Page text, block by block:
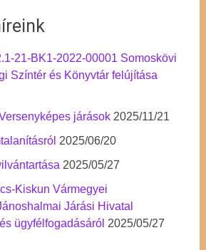
21-BK1-2022-00001 Somoskövi
Színtér és Könyvtár felújítása
járások 2025/11/21
2025/06/20
2025/05/27
Kiskun Vármegyei
Járási Hivatal
ügyfélfogadásáról 2025/05/27